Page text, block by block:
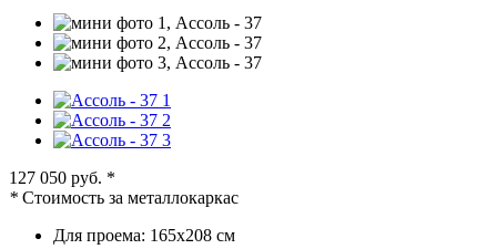
127 050 руб. *
* Стоимость за металлокаркас
Для проема: 165х208 см